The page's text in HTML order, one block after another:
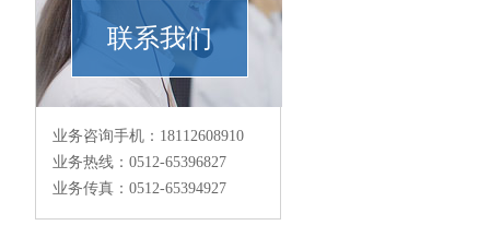
联系我们
业务咨询手机：18112608910
业务热线：0512-65396827
业务传真：0512-65394927